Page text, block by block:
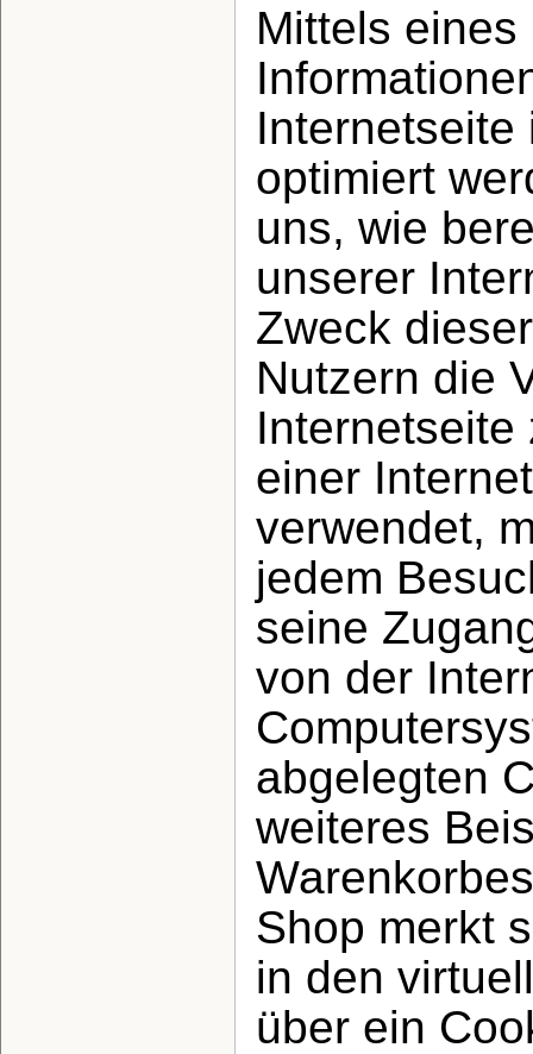
Mittels
Internetseite
optimiert
uns, wie
unserer
Zweck
Nutzern die
Internetseite
einer
verwendet,
jedem
seine
von der
abgelegten
weiteres
Shop merkt
in den
über ein